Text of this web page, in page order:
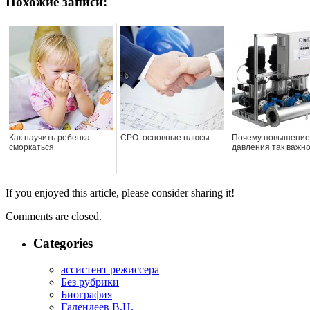
Как научить ребенка
сморкаться
СРО: основные плюсы
Почему повышение
давления так
If you enjoyed this article, please consider sharing it!
Comments are closed.
Categories
ассистент режиссера
Без рубрики
Биография
Галендеев В.Н.